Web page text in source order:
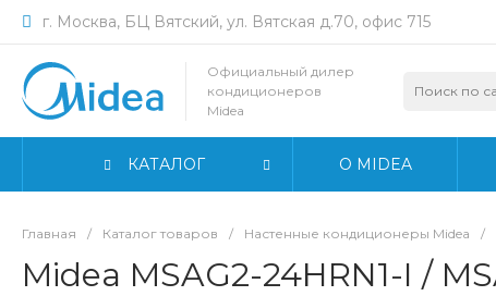
г. Москва, БЦ Вятский, ул. Вятская д.70, офис 715
Официальный дилер
кондиционеров
Midea
КАТАЛОГ О MIDEA
Главная / Каталог товаров / Настенные кондиционеры Midea /
Midea MSAG2-24HRN1-I /